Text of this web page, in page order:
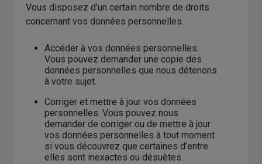
Vous disposez d’un certain nombre de droits
concernant vos données personnelles.
Accéder à vos données personnelles.
Vous pouvez demander une copie des
données personnelles que nous détenons
à votre sujet.
Corriger et mettre à jour vos données
personnelles. Vous pouvez nous
demander de corriger ou de mettre à jour
vos données personnelles à tout moment
si vous découvrez que certaines d’entre
elles sont inexactes ou désuètes.